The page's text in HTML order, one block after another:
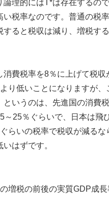
論理的にはT*は存在するの
い税率なのです。普通の税
すると税収は減り、増税す
消費税率を8％に上げて税収
り低いことになりますが、
というのは、先進国の消費
～25％ぐらいで、日本は飛
らいの税率で税収が減るな
はずです。
増税の前後の実質GDP成長